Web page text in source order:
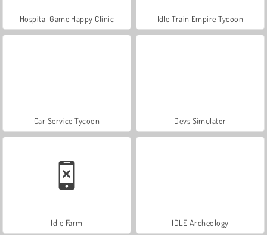
Hospital Game Happy Clinic Idle Train Empire Tycoon
Car Service Tycoon Devs Simulator
Idle Farm IDLE Archeology